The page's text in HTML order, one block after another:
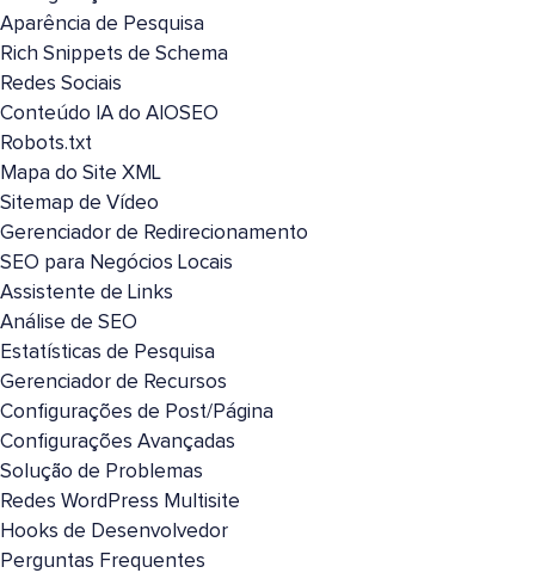
Aparência de Pesquisa
Rich Snippets de Schema
Redes Sociais
Conteúdo IA do AIOSEO
Robots.txt
Mapa do Site XML
Sitemap de Vídeo
Gerenciador de Redirecionamento
SEO para Negócios Locais
Assistente de Links
Análise de SEO
Estatísticas de Pesquisa
Gerenciador de Recursos
Configurações de Post/Página
Configurações Avançadas
Solução de Problemas
Redes WordPress Multisite
Hooks de Desenvolvedor
Perguntas Frequentes